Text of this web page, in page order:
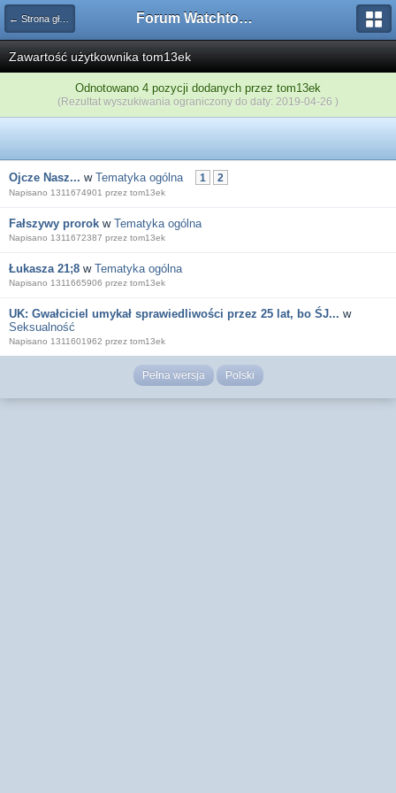
← Strona główna Forum Watchtower
Zawartość użytkownika tom13ek
Odnotowano 4 pozycji dodanych przez tom13ek
(Rezultat wyszukiwania ograniczony do daty: 2019-04-26 )
Ojcze Nasz... w Tematyka ogólna 1 2
Napisano 1311674901 przez tom13ek
Fałszywy prorok w Tematyka ogólna
Napisano 1311672387 przez tom13ek
Łukasza 21;8 w Tematyka ogólna
Napisano 1311665906 przez tom13ek
UK: Gwałciciel umykał sprawiedliwości przez 25 lat, bo ŚJ... w
Seksualność
Napisano 1311601962 przez tom13ek
Pełna wersja Polski